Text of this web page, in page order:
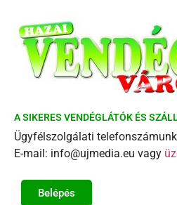
A SIKERES VENDÉGLÁTÓK ÉS
Ügyfélszolgálati
E-mail: info@ujmedia.eu vagy
Belépés